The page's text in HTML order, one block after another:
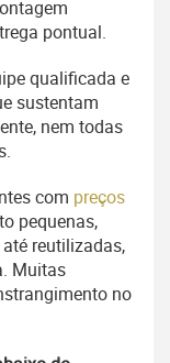
pontual.
qualificada e
sustentam
nem todas
com preços
pequenas,
reutilizadas,
Muitas
no